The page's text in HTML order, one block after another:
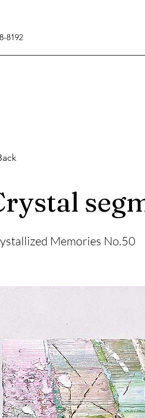
8192
Memories No.50
Memories No.50